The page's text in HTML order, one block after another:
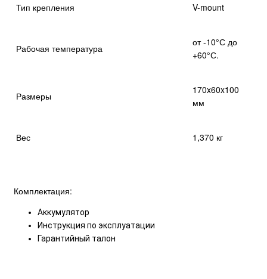
Тип крепления V-mount
Рабочая температура
от -10°С до
+60°С.
Размеры
170x60x100
мм
Вес 1,370 кг
Комплектация:
Аккумулятор
Инструкция по эксплуатации
Гарантийный талон